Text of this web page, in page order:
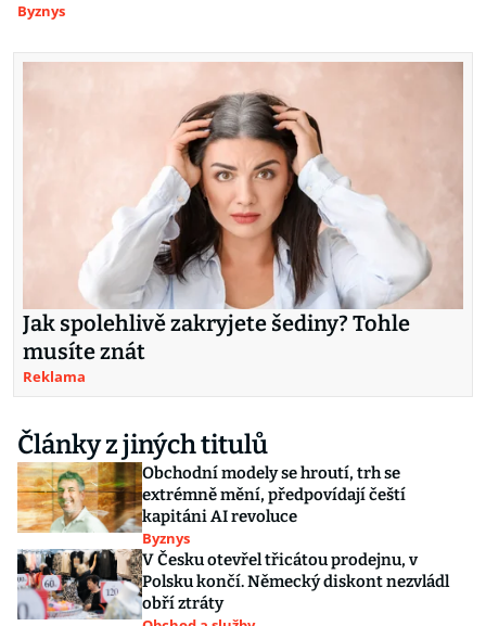
Byznys
Jak spolehlivě zakryjete šediny? Tohle
musíte znát
Reklama
Články z jiných titulů
Obchodní modely se hroutí, trh se
extrémně mění, předpovídají čeští
kapitáni AI revoluce
Byznys
V Česku otevřel třicátou prodejnu, v
Polsku končí. Německý diskont nezvládl
obří ztráty